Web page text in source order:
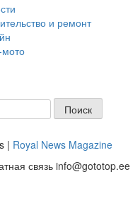
и ремонт
мото
| Royal News Magazine
связь info@gototop.ee